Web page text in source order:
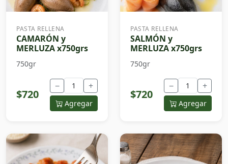
PASTA RELLENA
CAMARÓN y
MERLUZA x750grs
750gr
$720
− +
Agregar
PASTA RELLENA
SALMÓN y
MERLUZA x750grs
750gr
$720
− +
Agregar